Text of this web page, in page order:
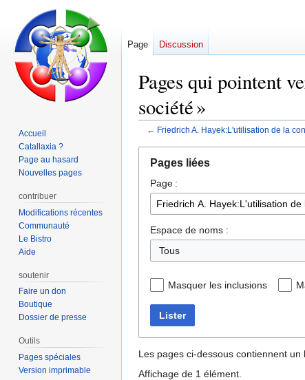
Pages qui pointent
société »
← Friedrich A. Hayek:L'utilisation de la
navigation
recherche
Pages liées
Page :
Espace de noms :
Tous
Masquer les inclusions
Lister
Les pages ci-dessous contiennent un
Affichage de 1 élément.
Page Discussion
Accueil
Catallaxia ?
Page au hasard
Nouvelles pages
contribuer
Modifications récentes
Communauté
Le Bistro
Aide
soutenir
Faire un don
Boutique
Dossier de presse
Outils
Pages spéciales
Version imprimable